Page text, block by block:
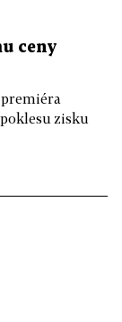
ceny
zisku